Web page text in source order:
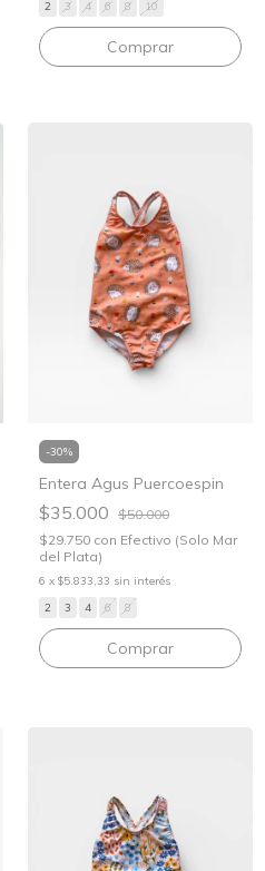
2 3 4 6 8 10
Comprar
-30%
Entera Agus Puercoespin
$35.000 $50.000
$29.750 con Efectivo (Solo Mar
del Plata)
6 x $5.833,33 sin interés
2
3 4 6 8
Comprar